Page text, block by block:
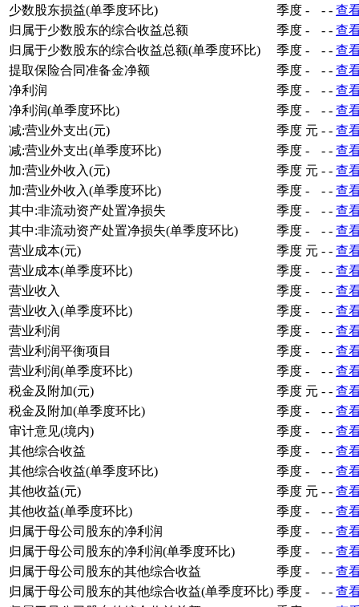
少数股东损益(单季度环比) 季度 - - - 查
归属于少数股东的综合收益总额
季度 - - - 查
归属于少数股东的综合收益总额(单季度环比)
季度 - - - 查
提取保险合同准备金净额
季度 - - - 查
净利润
季度 - - - 查
净利润(单季度环比)
季度 - - - 查
减:营业外支出(元)
季度 元 - - 查
减:营业外支出(单季度环比)
季度 - - - 查
加:营业外收入(元)
季度 元 - - 查
加:营业外收入(单季度环比)
季度 - - - 查
其中:非流动资产处置净损失
季度 - - - 查
其中:非流动资产处置净损失(单季度环比)
季度 - - - 查
营业成本(元)
季度 元 - - 查
营业成本(单季度环比)
季度 - - - 查
营业收入
季度 - - - 查
营业收入(单季度环比)
季度 - - - 查
营业利润
季度 - - - 查
营业利润平衡项目
季度 - - - 查
营业利润(单季度环比)
季度 - - - 查
税金及附加(元)
季度 元 - - 查
税金及附加(单季度环比)
季度 - - - 查
审计意见(境内)
季度 - - - 查
其他综合收益
季度 - - - 查
其他综合收益(单季度环比)
季度 - - - 查
其他收益(元)
季度 元 - - 查
其他收益(单季度环比)
季度 - - - 查
归属于母公司股东的净利润
季度 - - - 查
归属于母公司股东的净利润(单季度环比)
季度 - - - 查
归属于母公司股东的其他综合收益
季度 - - - 查
归属于母公司股东的其他综合收益(单季度环比) 季度 - - - 查